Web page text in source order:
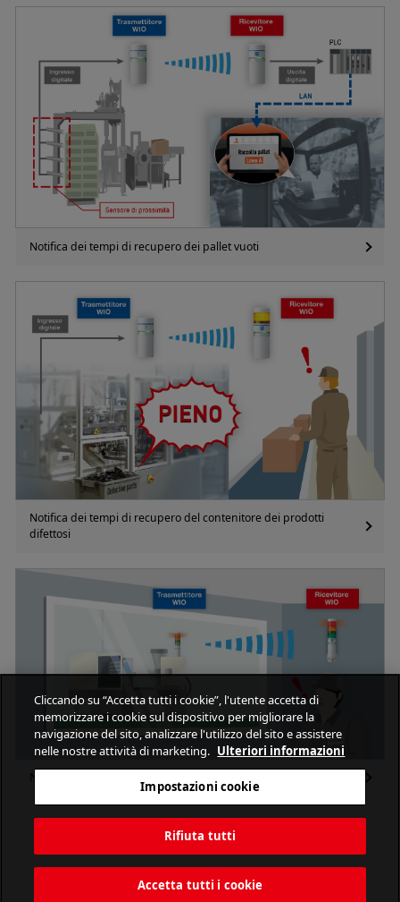
Notifica dei tempi di recupero dei pallet vuoti
Notifica dei tempi di recupero del contenitore dei prodotti
difettosi
Notifica di anomalie nella camera bianca
PATLITE CORPORATION. All Rights Reserved.
Cliccando su “Accetta tutti i cookie”, l'utente accetta di
memorizzare i cookie sul dispositivo per migliorare la
navigazione del sito, analizzare l'utilizzo del sito e assistere
nelle nostre attività di marketing. Ulteriori informazioni
Impostazioni cookie
Rifiuta tutti
Accetta tutti i cookie